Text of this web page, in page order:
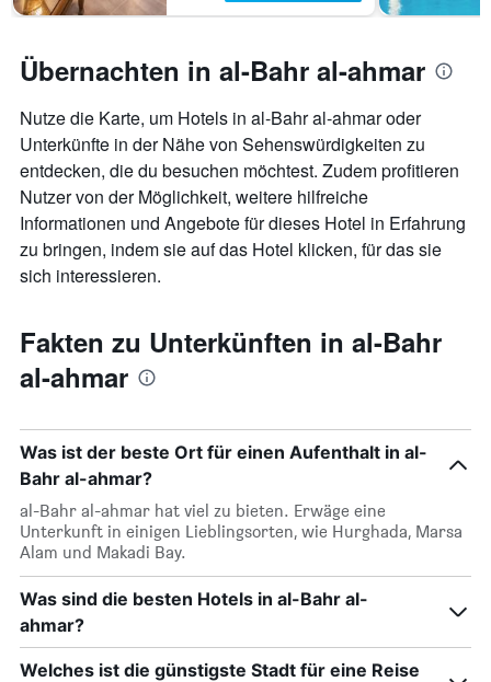
Übernachten in al-Bahr al-ahmar
Nutze die Karte, um Hotels in al-Bahr al-ahmar oder
Unterkünfte in der Nähe von Sehenswürdigkeiten zu
entdecken, die du besuchen möchtest. Zudem profitieren
Nutzer von der Möglichkeit, weitere hilfreiche
Informationen und Angebote für dieses Hotel in Erfahrung
zu bringen, indem sie auf das Hotel klicken, für das sie
sich interessieren.
Fakten zu Unterkünften in al-Bahr
al-ahmar
Was ist der beste Ort für einen Aufenthalt in al-
Bahr al-ahmar?
al-Bahr al-ahmar hat viel zu bieten. Erwäge eine
Unterkunft in einigen Lieblingsorten, wie Hurghada, Marsa
Alam und Makadi Bay.
Was sind die besten Hotels in al-Bahr al-
ahmar?
Welches ist die günstigste Stadt für eine Reise